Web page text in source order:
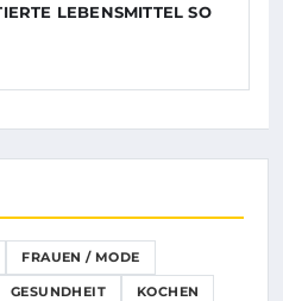
LEBENSMITTEL SO
FRAUEN / MODE
GESUNDHEIT KOCHEN